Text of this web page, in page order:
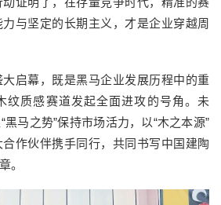
与坚定的长期主义，才是企业穿越周
启幕，既是黑马企业发展历程中的重
纹质感赛道发起全面进攻的号角。未
马之势”保持市场活力，以“木之本源”
作伙伴携手同行，共同书写中国建陶
。